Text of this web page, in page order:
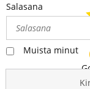
Salasana
Muista minut